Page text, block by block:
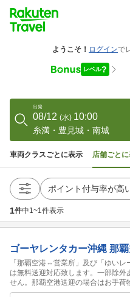
出発
08/12 (水) 10:00
糸満・豊見城・南城
車両クラスごとに表示 店舗ごと
1件中1~1件表示
ゴーヤレンタカー沖縄 那
「那覇空港⇔営業所」及び「ゆいレ
は無料送迎対応致します。一部除外
せん。那覇空港送迎の場合はお手荷
送迎の場合は、赤嶺駅へ向かうモノ